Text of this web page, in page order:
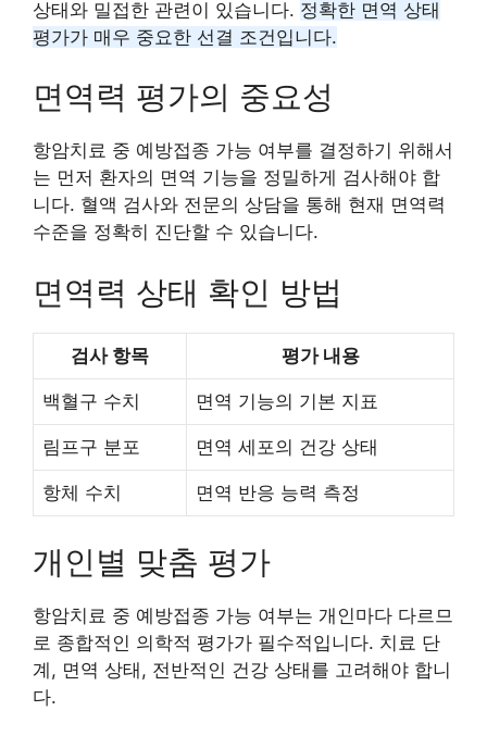
상태와 밀접한 관련이 있습니다. 정확한 면역 상태
평가가 매우 중요한 선결 조건입니다.
면역력 평가의 중요성
항암치료 중 예방접종 가능 여부를 결정하기 위해서
는 먼저 환자의 면역 기능을 정밀하게 검사해야 합
니다. 혈액 검사와 전문의 상담을 통해 현재 면역력
수준을 정확히 진단할 수 있습니다.
면역력 상태 확인 방법
검사 항목 평가 내용
백혈구 수치 면역 기능의 기본 지표
림프구 분포 면역 세포의 건강 상태
항체 수치 면역 반응 능력 측정
개인별 맞춤 평가
항암치료 중 예방접종 가능 여부는 개인마다 다르므
로 종합적인 의학적 평가가 필수적입니다. 치료 단
계, 면역 상태, 전반적인 건강 상태를 고려해야 합니
다.